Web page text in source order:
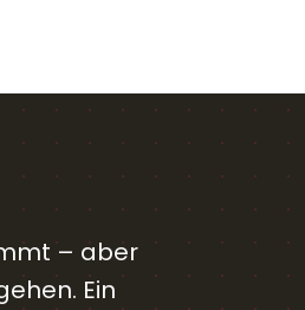
– aber
Ein